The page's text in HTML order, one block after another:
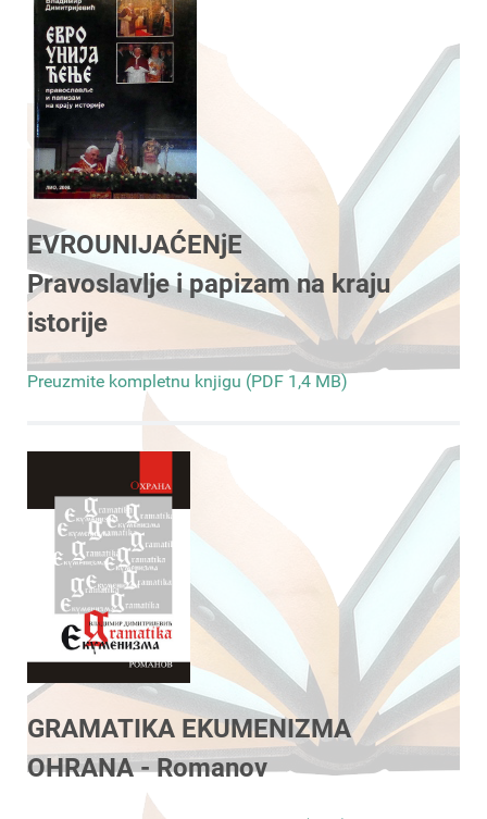
EVROUNIJAĆENjE
Pravoslavlje i papizam na kraju
istorije
Preuzmite kompletnu knjigu (PDF 1,4 MB)
GRAMATIKA EKUMENIZMA
OHRANA - Romanov